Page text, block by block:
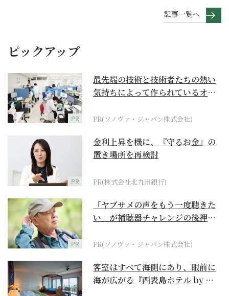
記事一覧へ
ピックアップ
PR
最先端の技術と技術者たちの熱い
気持ちによって作られているオー
PR(ソノヴァ・ジャパン株式会社)
PR
金利上昇を機に、『守るお金』の
置き場所を再検討
PR(株式会社北九州銀行)
PR
「ヤブサメの声をもう一度聴きた
い」が補聴器チャレンジの後押し
PR(ソノヴァ・ジャパン株式会社)
客室はすべて海側にあり、眼前に
海が広がる『西表島ホテル by 星